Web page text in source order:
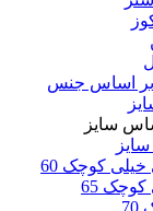
اساس جنس
سایز
کوچک 60
65